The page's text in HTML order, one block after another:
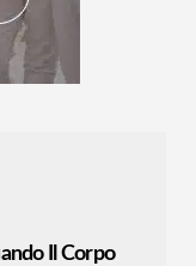
Il Corpo